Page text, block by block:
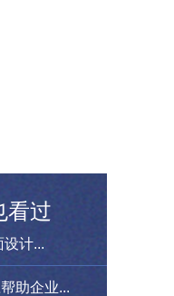
看过
计...
助企业...